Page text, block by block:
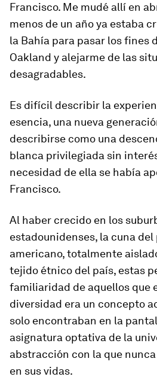
Francisco. Me mudé allí en
menos de un año ya estaba
la Bahía para pasar los fines
Oakland y alejarme de las
desagradables.
Es difícil describir la
esencia, una nueva
describirse como una
blanca privilegiada sin
necesidad de ella se había
Francisco.
Al haber crecido en los
estadounidenses, la cuna
americano, totalmente
tejido étnico del país, estas
familiaridad de aquellos que
diversidad era un concepto
solo encontraban en la
asignatura optativa de la
abstracción con la que
en sus vidas.